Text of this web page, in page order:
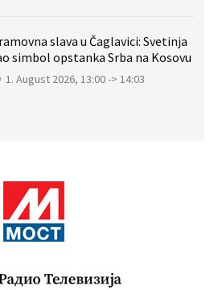
slava u Čaglavici: Svetinja
simbol opstanka Srba na Kosovu
1. August 2026, 13:00 -> 14:03